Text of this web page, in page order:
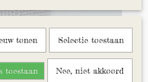
tonen Selectie toestaan
toestaan Nee, niet akkoord